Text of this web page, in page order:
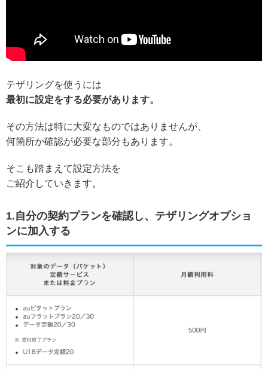
テザリングを使うには
最初に設定をする必要があります。
その方法は特に大変なものではありませんが、
何箇所か確認が必要な部分もあります。
そこも踏まえて設定方法を
ご紹介していきます。
1.自分の契約プランを確認し、テザリングオプショ
ンに加入する